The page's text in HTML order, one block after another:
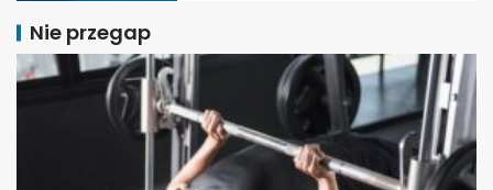
Nie przegap